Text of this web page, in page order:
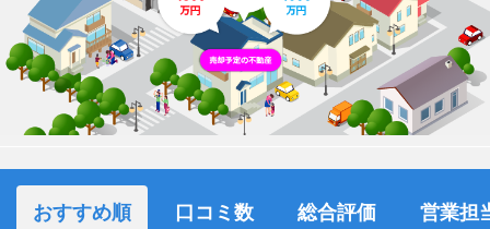
おすすめ順 口コミ数 総合評価 営業担